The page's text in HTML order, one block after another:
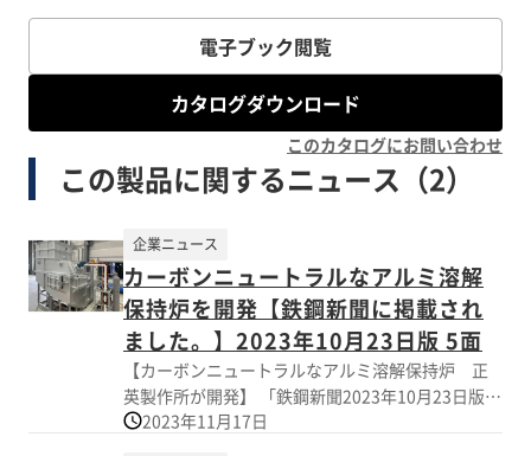
電子ブック閲覧
カタログダウンロード
このカタログにお問い合わせ
この製品に関するニュース（2）
カーボンニュートラルなアルミ溶解
保持炉を開発【鉄鋼新聞に掲載され
ました。】2023年10月23日版 5面
企業ニュース
【カーボンニュートラルなアルミ溶解保持炉 正
英製作所が開発】 「鉄鋼新聞2023年10月23日版 5
面」に掲載されました。 工業用ガスバーナーおよ
2023年11月17日